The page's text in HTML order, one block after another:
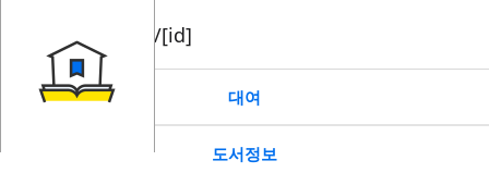
book/rent/[id]
대여
도서정보